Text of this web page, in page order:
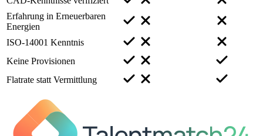
Erfahrung in Erneuerbaren
Energien
ISO-14001 Kenntnis
Keine Provisionen
Flatrate statt Vermittlung